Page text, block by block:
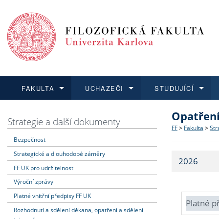
FAKULTA
Dozvědět se více
Struktura
Strategie
Fakultní
UCHAZEČI
Podat přihlášku
Co
Učitelské
STUDUJÍCÍ
Dozvědět se více
Dozvědět se více
O vědě a
Dozvědět se více
Aktuální
Strategie a další dokumenty
Bezpečnost
Strategické a dlouhodobé záměry
FF UK pro udržitelnost
Výroční zprávy
Platné vnitřní předpisy FF UK
Rozhodnutí a sdělení děkana, opatření a sdělení
FF > Fakulta >
2026
Platné